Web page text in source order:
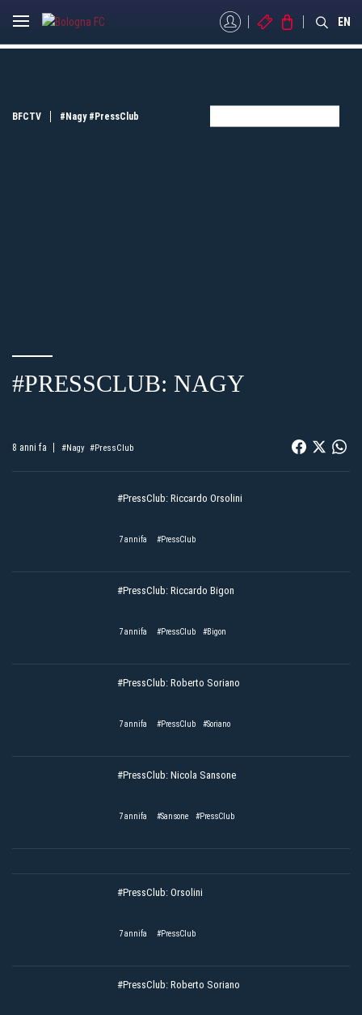
MYBFCBIGLIETTI
STORE EN
BFCTV #Nagy #PressClub
#PRESSCLUB: NAGY
8 anni fa #Nagy #PressClub
#PressClub: Riccardo Orsolini
7 annifa #PressClub
#PressClub: Riccardo Bigon
7 annifa #PressClub #Bigon
#PressClub: Roberto Soriano
7 annifa #PressClub #Soriano
#PressClub: Nicola Sansone
7 annifa #Sansone #PressClub
#PressClub: Orsolini
7 annifa #PressClub
#PressClub: Roberto Soriano